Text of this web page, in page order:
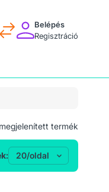
Belépés
Regisztráció
megjelenített termék